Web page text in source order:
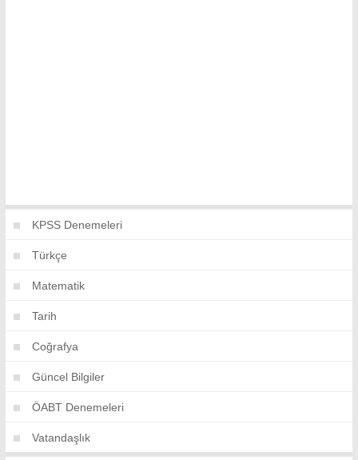
KPSS Denemeleri
Türkçe
Matematik
Tarih
Coğrafya
Güncel Bilgiler
ÖABT Denemeleri
Vatandaşlık